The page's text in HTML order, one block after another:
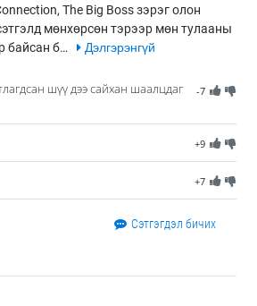
The Big Boss зэрэг олон
мөнхөрсөн тэрээр мөн тулааны
байсан б…
Дэлгэрэнгүй
-7
шүү дээ сайхан шаалцдаг
+9
+7
Сэтгэгдэл бичих